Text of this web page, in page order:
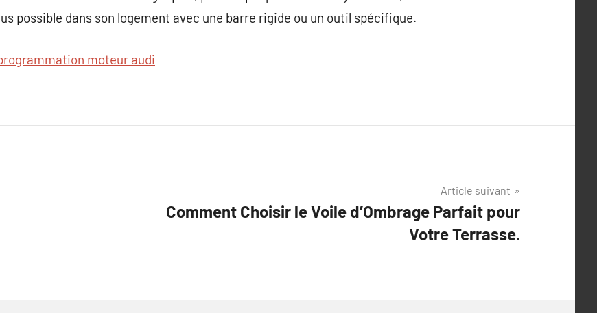
possible dans son logement avec une barre rigide ou un outil spécifique.
moteur audi
Article suivant
Comment Choisir le Voile d’Ombrage Parfait pour
Votre Terrasse.